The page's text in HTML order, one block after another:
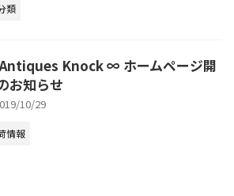
類
Knock ∞ ホームページ開
お知らせ
10/29
情報